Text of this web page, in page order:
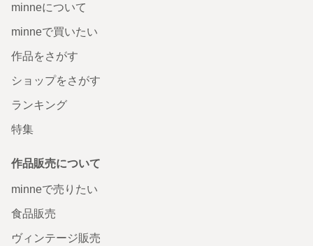
minneについて
minneで買いたい
作品をさがす
ショップをさがす
ランキング
特集
作品販売について
minneで売りたい
食品販売
ヴィンテージ販売